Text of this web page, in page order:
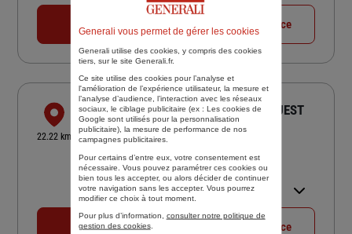
04 93 08 70 52 Voir la fiche agence
22.22 km
ASSURANCES RATTIER COTTE NICE OUEST
133 BD DES JARDINIERS
06200 NICE
4,5/5 Note de 4.5 sur 5
(Google) 17 avis
Ouvert 09:00 - 12:30 et 13:30 -
17:00
04 93 68 25 10 Voir la fiche agence
Generali vous permet de gérer les cookies
Generali utilise des cookies, y compris des cookies
tiers, sur le site Generali.fr.
Ce site utilise des cookies pour l’analyse et
l'amélioration de l’expérience utilisateur, la mesure et
l’analyse d’audience, l’interaction avec les réseaux
sociaux, le ciblage publicitaire (ex : Les cookies de
Google sont utilisés pour la personnalisation
publicitaire), la mesure de performance de nos
campagnes publicitaires.
Pour certains d’entre eux, votre consentement est
nécessaire. Vous pouvez paramétrer ces cookies ou
bien tous les accepter, ou alors décider de continuer
votre navigation sans les accepter. Vous pourrez
modifier ce choix à tout moment.
Pour plus d’information, consulter notre politique de
gestion des cookies.